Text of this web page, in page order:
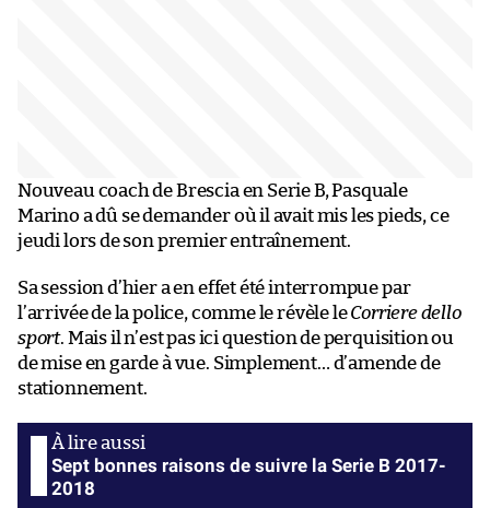
Nouveau coach de Brescia en Serie B, Pasquale
Marino a dû se demander où il avait mis les pieds, ce
jeudi lors de son premier entraînement.
Sa session d’hier a en effet été interrompue par
l’arrivée de la police, comme le révèle leCorriere dello
sport. Mais il n’est pas ici question de perquisition ou
de mise en garde à vue. Simplement… d’amende de
stationnement.
Sept bonnes raisons de suivre la Serie B 2017-
2018